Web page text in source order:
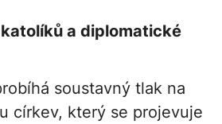
a diplomatické
soustavný tlak na
církev, který se projevuje